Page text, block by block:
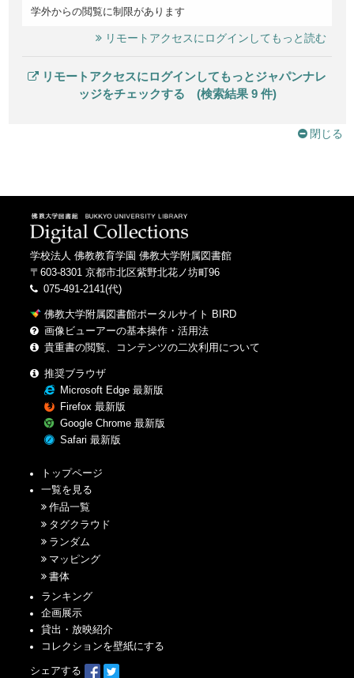
学外からの閲覧に制限があります
リモートアクセスにログインしてもっと読む
リモートアクセスにログインしてもっとジャパンナレ
ッジをチェックする (検索結果 9 件)
閉じる
学校法人 佛教教育学園 佛教大学附属図書館
〒603-8301 京都市北区紫野北花ノ坊町96
075-491-2141(代)
佛教大学附属図書館ポータルサイト BIRD
画像ビューアーの基本操作・活用法
貴重書の閲覧、コンテンツの二次利用について
推奨ブラウザ
Microsoft Edge 最新版
Firefox 最新版
Google Chrome 最新版
Safari 最新版
トップページ
一覧を見る
作品一覧
タグクラウド
ランダム
マッピング
書体
ランキング
企画展示
貸出・放映紹介
コレクションを壁紙にする
シェアする